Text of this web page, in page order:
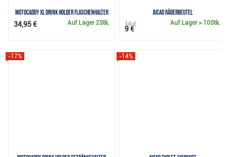
Motocaddy XL Drink Holder Flaschenhalter
Auf Lager 2Stk.
34,95 €
JuCad Räderbeutel
Auf Lager> 10Stk.
10 €
9 €
-17% -14%